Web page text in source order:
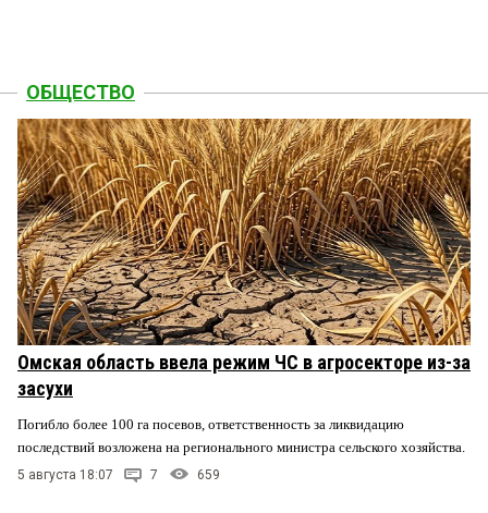
ОБЩЕСТВО
Омская область ввела режим ЧС в агросекторе из-за
засухи
Погибло более 100 га посевов, ответственность за ликвидацию
последствий возложена на регионального министра сельского хозяйства.
5 августа 18:07 7 659